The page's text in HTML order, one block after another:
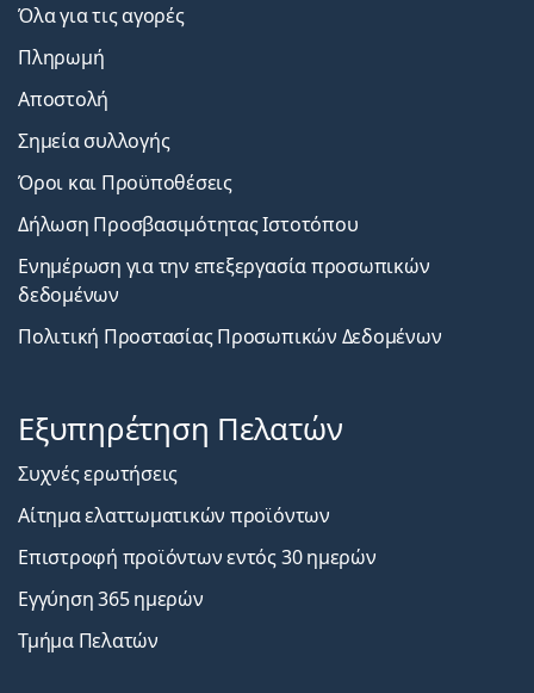
Όλα για τις αγορές
Πληρωμή
Αποστολή
Σημεία συλλογής
Όροι και Προϋποθέσεις
Δήλωση Προσβασιμότητας Ιστοτόπου
Ενημέρωση για την επεξεργασία προσωπικών
δεδομένων
Πολιτική Προστασίας Προσωπικών Δεδομένων
Εξυπηρέτηση Πελατών
Συχνές ερωτήσεις
Αίτημα ελαττωματικών προϊόντων
Επιστροφή προϊόντων εντός 30 ημερών
Εγγύηση 365 ημερών
Τμήμα Πελατών